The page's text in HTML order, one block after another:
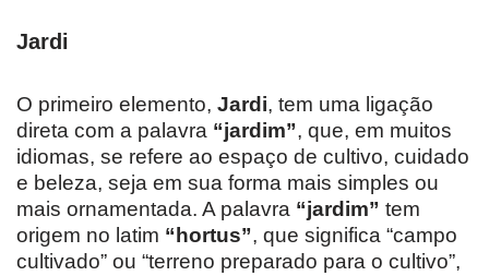
Jardi
O primeiro elemento, Jardi, tem uma ligação
direta com a palavra “jardim”, que, em muitos
idiomas, se refere ao espaço de cultivo, cuidado
e beleza, seja em sua forma mais simples ou
mais ornamentada. A palavra “jardim” tem
origem no latim “hortus”, que significa “campo
cultivado” ou “terreno preparado para o cultivo”,